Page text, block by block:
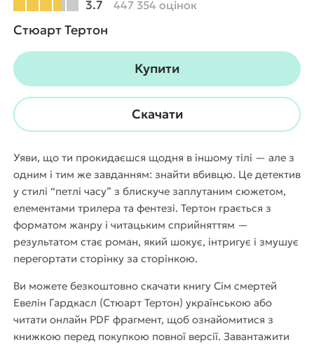
3.7 447 354 оцінок
Стюарт Тертон
Купити
Скачати
Уяви, що ти прокидаєшся щодня в іншому тілі — але з
одним і тим же завданням: знайти вбивцю. Це детектив
у стилі “петлі часу” з блискуче заплутаним сюжетом,
елементами трилера та фентезі. Тертон грається з
форматом жанру і читацьким сприйняттям —
результатом стає роман, який шокує, інтригує і змушує
перегортати сторінку за сторінкою.
Ви можете безкоштовно скачати книгу Сім смертей
Евелін Гардкасл (Стюарт Тертон) українською або
читати онлайн PDF фрагмент, щоб ознайомитися з
книжкою перед покупкою повної версії. Завантажити